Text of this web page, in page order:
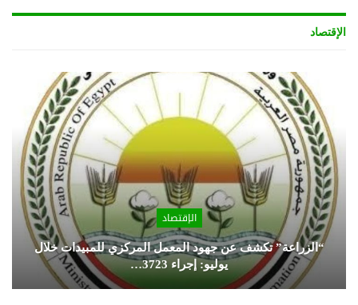
الإقتصاد
الإقتصاد
“الزراعة” تكشف عن جهود المعمل المركزي للمبيدات خلال
يوليو: إجراء 3723…